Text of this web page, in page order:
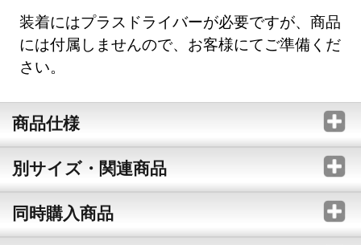
装着にはプラスドライバーが必要ですが、商品
には付属しませんので、お客様にてご準備くだ
さい。
商品仕様
別サイズ・関連商品
同時購入商品